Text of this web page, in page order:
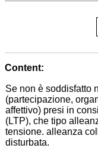
Content:
Se non è soddisfatto
(partecipazione,
affettivo) presi in
(LTP), che tipo
tensione. alleanza
disturbata.